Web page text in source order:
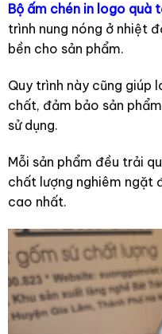
Bộ ấm chén in logo quà
trình nung nóng ở nhiệt
bền cho sản phẩm.
Quy trình này cũng giúp
chất, đảm bảo sản
sử dụng.
Mỗi sản phẩm đều trải
chất lượng nghiêm ngặt
cao nhất.